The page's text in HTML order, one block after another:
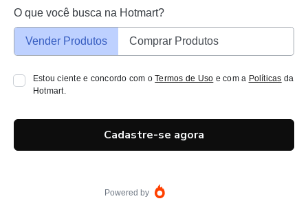
O que você busca na Hotmart?
Vender Produtos Comprar Produtos
Estou ciente e concordo com oTermos de Uso e com a Políticas da
Hotmart.
Cadastre-se agora
Powered by